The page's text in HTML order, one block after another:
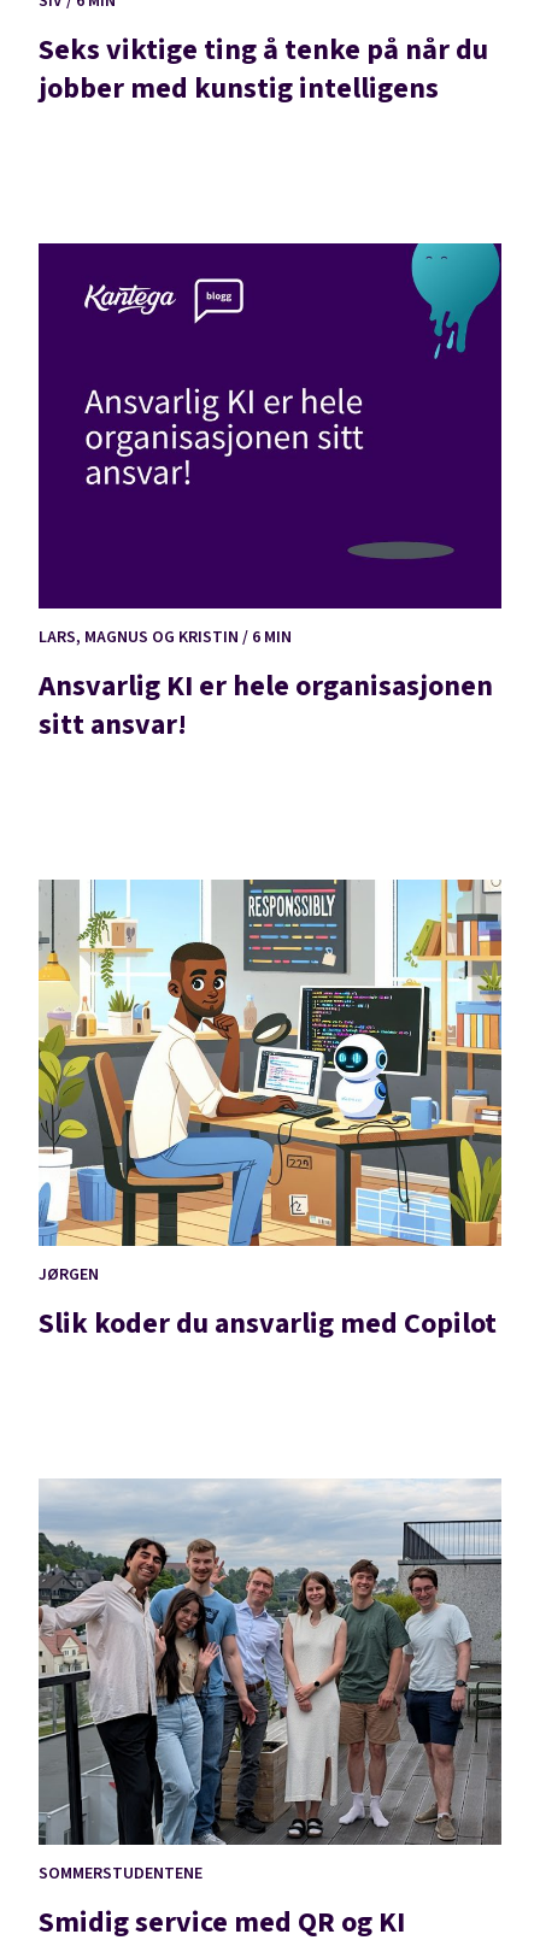
Seks viktige ting å tenke på når du
jobber med kunstig intelligens
LARS, MAGNUS OG KRISTIN / 6 MIN
Ansvarlig KI er hele organisasjonen
sitt ansvar!
JØRGEN
Slik koder du ansvarlig med Copilot
SOMMERSTUDENTENE
Smidig service med QR og KI